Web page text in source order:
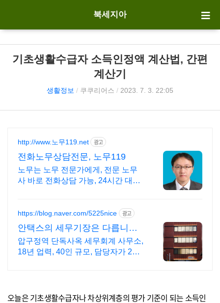
북세지아
기초생활수급자 소득인정액 계산법, 간편
계산기
생활정보 / 쿠쿠리어스 / 2023. 7. 3. 22:05
http://www.노무119.net 광고
전화노무상담전문, 노무119
노무는 노무 전문가에게, 전문 노무
사 바로 전화상담 가능, 24시간 대기
https://blog.naver.com/5225nice 광고
안택스의 세무기장은 다릅니다
2인 담당 케어로 즉시 소통
압구정역 단독사옥 세무회계 사무소,
18년 업력, 40인 규모, 담당자가 2명
오늘은 기초생활수급자나 차상위계층의 평가 기준이 되는 소득인